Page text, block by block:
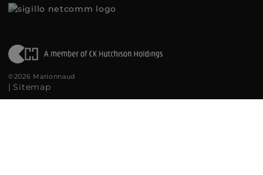
©2026 Marionnaud
| Sitemap